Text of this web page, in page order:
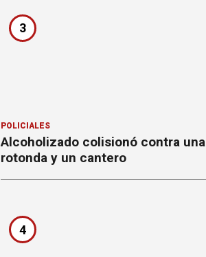
3
POLICIALES
Alcoholizado colisionó contra una
rotonda y un cantero
4